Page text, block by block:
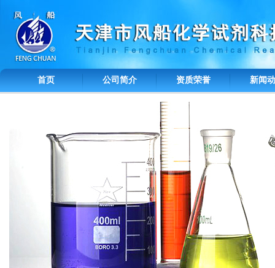
首页 公司简介 资质荣誉 新闻